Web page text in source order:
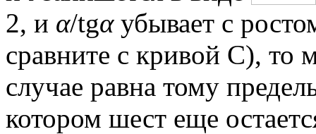
2, и α/tgαубывает с
сравните с кривой C), то
случае равна тому
котором шест еще